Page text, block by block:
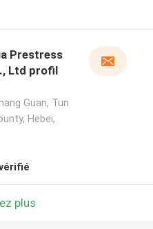
Prestress
Ltd profil
Guan, Tun
Hebei,
plus